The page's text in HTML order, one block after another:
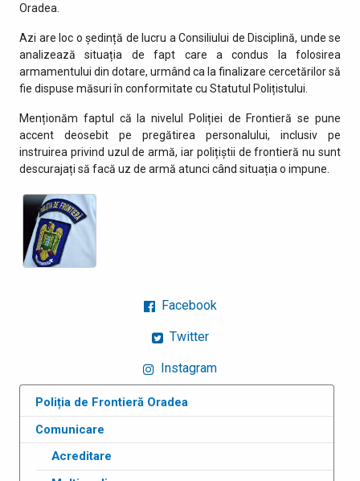
Oradea.
Azi are loc o ședință de lucru a Consiliului de Disciplină, unde se
analizează situația de fapt care a condus la folosirea
armamentului din dotare, urmând ca la finalizare cercetărilor să
fie dispuse măsuri în conformitate cu Statutul Polițistului.
Menționăm faptul că la nivelul Poliției de Frontieră se pune
accent deosebit pe pregătirea personalului, inclusiv pe
instruirea privind uzul de armă, iar polițiștii de frontieră nu sunt
descurajați să facă uz de armă atunci când situația o impune.
Facebook
Twitter
Instagram
Poliția de Frontieră Oradea
Comunicare
Acreditare